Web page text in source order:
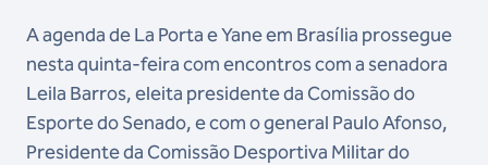
A agenda de La Porta e Yane em Brasília prossegue
nesta quinta-feira com encontros com a senadora
Leila Barros, eleita presidente da Comissão do
Esporte do Senado, e com o general Paulo Afonso,
Presidente da Comissão Desportiva Militar do